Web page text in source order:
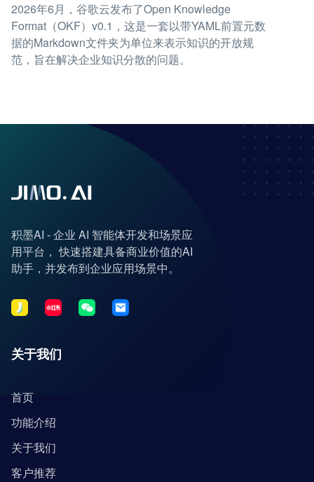
2026年6月，谷歌云发布了Open Knowledge
Format（OKF）v0.1，这是一套以带YAML前置元数
据的Markdown文件夹为单位来表示知识的开放规
范，旨在解决企业知识分散的问题。
积墨AI - 企业 AI 智能体开发和场景应
用平台， 快速搭建具备商业价值的AI
助手，并发布到企业应用场景中。
关于我们
首页
功能介绍
关于我们
客户推荐